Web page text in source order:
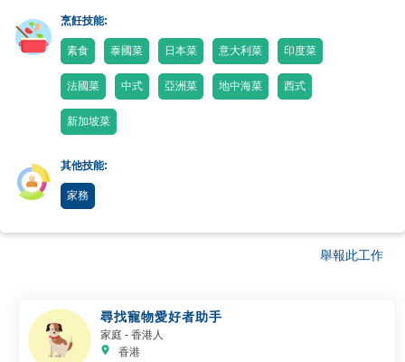
烹飪技能:
素食 泰國菜 日本菜 意大利菜 印度菜
法國菜 中式 亞洲菜 地中海菜 西式
新加坡菜
其他技能:
家務
舉報此工作
尋找寵物愛好者助手
家庭 - 香港人
香港